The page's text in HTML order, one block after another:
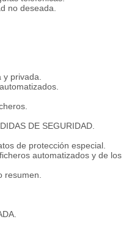
no deseada.
privada.
DE SEGURIDAD.
de protección especial.
automatizados y de los